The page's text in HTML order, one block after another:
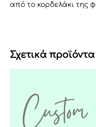
από το κορδελάκι της
Σχετικά προϊόντα